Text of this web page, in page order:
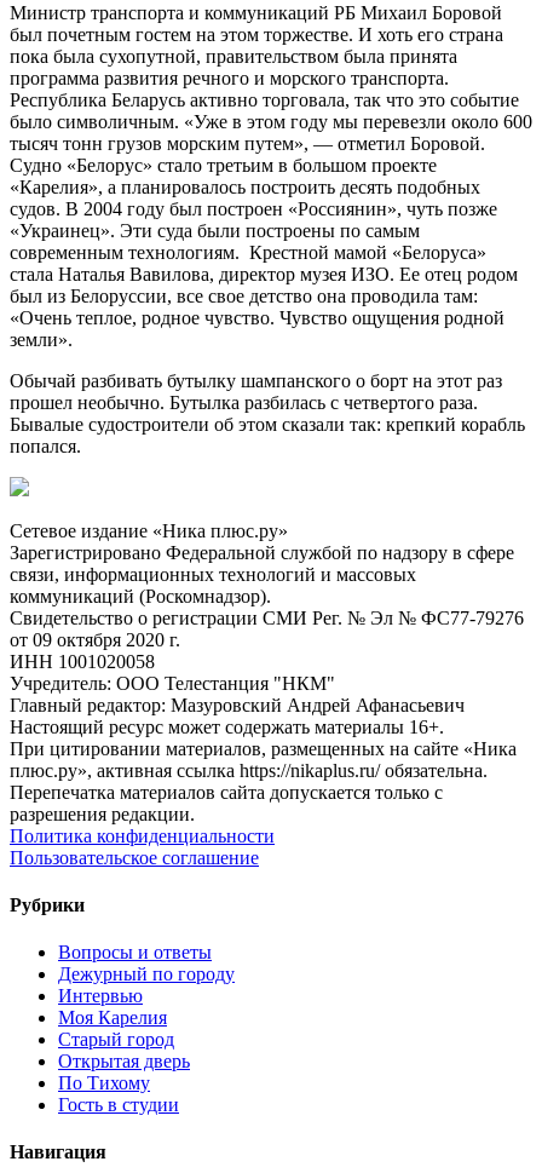
Министр транспорта и коммуникаций РБ Михаил Боровой
был почетным гостем на этом торжестве. И хоть его страна
пока была сухопутной, правительством была принята
программа развития речного и морского транспорта.
Республика Беларусь активно торговала, так что это событие
было символичным. «Уже в этом году мы перевезли около 600
тысяч тонн грузов морским путем», — отметил Боровой.
Судно «Белорус» стало третьим в большом проекте
«Карелия», а планировалось построить десять подобных
судов. В 2004 году был построен «Россиянин», чуть позже
«Украинец». Эти суда были построены по самым
современным технологиям. Крестной мамой «Белоруса»
стала Наталья Вавилова, директор музея ИЗО. Ее отец родом
был из Белоруссии, все свое детство она проводила там:
«Очень теплое, родное чувство. Чувство ощущения родной
земли».
Обычай разбивать бутылку шампанского о борт на этот раз
прошел необычно. Бутылка разбилась с четвертого раза.
Бывалые судостроители об этом сказали так: крепкий корабль
попался.
Сетевое издание «Ника плюс.ру»
Зарегистрировано Федеральной службой по надзору в сфере
связи, информационных технологий и массовых
коммуникаций (Роскомнадзор).
Свидетельство о регистрации СМИ Рег. № Эл № ФС77-79276
от 09 октября 2020 г.
ИНН 1001020058
Учредитель: ООО Телестанция "НКМ"
Главный редактор: Мазуровский Андрей Афанасьевич
Настоящий ресурс может содержать материалы 16+.
При цитировании материалов, размещенных на сайте «Ника
плюс.ру», активная ссылка https://nikaplus.ru/ обязательна.
Перепечатка материалов сайта допускается только с
разрешения редакции.
Политика конфиденциальности
Пользовательское соглашение
Рубрики
Вопросы и ответы
Дежурный по городу
Интервью
Моя Карелия
Старый город
Открытая дверь
По Тихому
Гость в студии
Навигация